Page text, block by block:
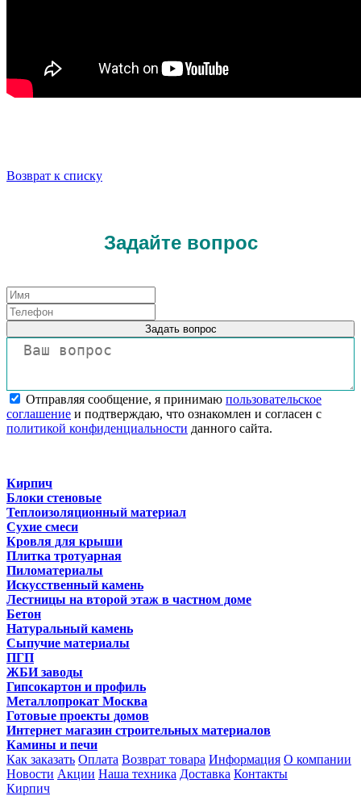
Возврат к списку
Задайте вопрос
Задать вопрос
Отправляя сообщение, я принимаю пользовательское
соглашение и подтверждаю, что ознакомлен и согласен с
политикой конфиденциальности данного сайта.
Кирпич
Блоки стеновые
Теплоизоляционный материал
Сухие смеси
Кровля для крыши
Плитка тротуарная
Пиломатериалы
Искусственный камень
Лестницы на второй этаж в частном доме
Бетон
Натуральный камень
Сыпучие материалы
ПГП
ЖБИ заводы
Гипсокартон и профиль
Металлопрокат Москва
Готовые проекты домов
Интернет магазин строительных материалов
Камины и печи
Как заказать Оплата Возврат товара Информация О компании
Новости Акции Наша техника Доставка Контакты
Кирпич